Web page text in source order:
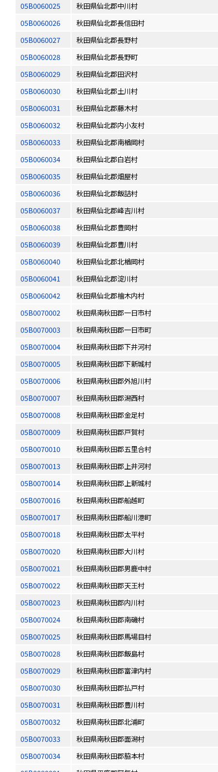
05B0060025
秋田県仙北郡中川村
05B0060026
秋田県仙北郡長信田村
05B0060027
秋田県仙北郡長野村
05B0060028
秋田県仙北郡長野町
05B0060029
秋田県仙北郡田沢村
05B0060030
秋田県仙北郡土川村
05B0060031
秋田県仙北郡藤木村
05B0060032
秋田県仙北郡内小友村
05B0060033
秋田県仙北郡南楢岡村
05B0060034
秋田県仙北郡白岩村
05B0060035
秋田県仙北郡畑屋村
05B0060036
秋田県仙北郡飯詰村
05B0060037
秋田県仙北郡峰吉川村
05B0060038
秋田県仙北郡豊岡村
05B0060039
秋田県仙北郡豊川村
05B0060040
秋田県仙北郡北楢岡村
05B0060041
秋田県仙北郡淀川村
05B0060042
秋田県仙北郡檜木内村
05B0070002
秋田県南秋田郡一日市村
05B0070003
秋田県南秋田郡一日市町
05B0070004
秋田県南秋田郡下井河村
05B0070005
秋田県南秋田郡下新城村
05B0070006
秋田県南秋田郡外旭川村
05B0070007
秋田県南秋田郡潟西村
05B0070008
秋田県南秋田郡金足村
05B0070009
秋田県南秋田郡戸賀村
05B0070010
秋田県南秋田郡五里合村
05B0070013
秋田県南秋田郡上井河村
05B0070014
秋田県南秋田郡上新城村
05B0070016
秋田県南秋田郡船越町
05B0070017
秋田県南秋田郡船川港町
05B0070018
秋田県南秋田郡太平村
05B0070020
秋田県南秋田郡大川村
05B0070021
秋田県南秋田郡男鹿中村
05B0070022
秋田県南秋田郡天王村
05B0070023
秋田県南秋田郡内川村
05B0070024
秋田県南秋田郡南磯村
05B0070025
秋田県南秋田郡馬場目村
05B0070028
秋田県南秋田郡飯島村
05B0070029
秋田県南秋田郡富津内村
05B0070030
秋田県南秋田郡払戸村
05B0070031
秋田県南秋田郡豊川村
05B0070032
秋田県南秋田郡北浦町
05B0070033
秋田県南秋田郡面潟村
05B0070034
秋田県南秋田郡脇本村